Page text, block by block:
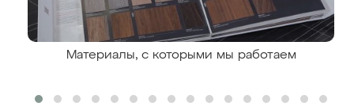
Материалы, с которыми мы работаем